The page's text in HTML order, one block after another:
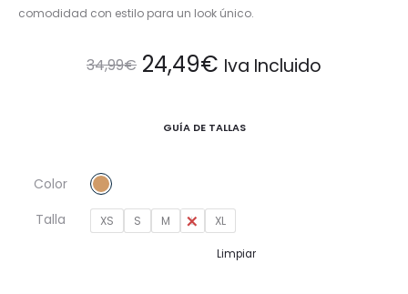
comodidad con estilo para un look único.
34,99€ El
34,99€.
24,49€ El
24,49€.
Iva Incluido
GUÍA DE TALLAS
Color
Talla
XS S M L XL
Limpiar